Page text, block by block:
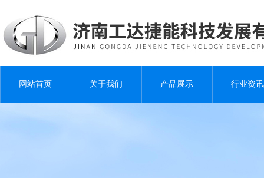
网站首页 关于我们 产品展示 行业资讯